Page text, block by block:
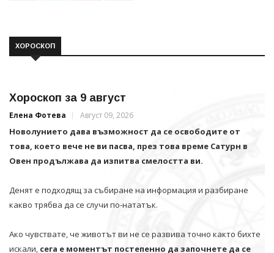
ХОРОСКОП
Хороскоп за 9 август
Елена Фотева Август 09, 2026
Новолунието дава възможност да се освободите от
това, което вече не ви пасва, през това време Сатурн в
Овен продължава да изпитва смелостта ви.
Денят е подходящ за събиране на информация и разбиране
какво трябва да се случи по-нататък.
Ако чувствате, че животът ви не се развива точно както бихте
искали, сега е моментът постепенно да започнете да се